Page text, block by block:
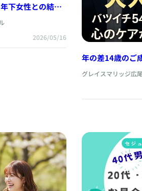
下女性との結婚
2026/05/16
年の差14歳のご
グレイスマリッジ広